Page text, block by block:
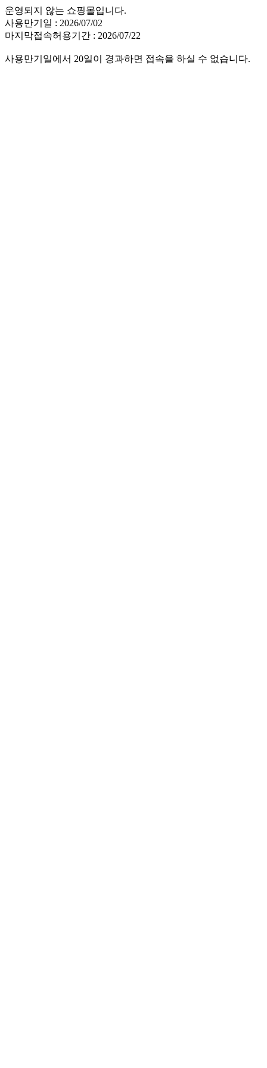
운영되지 않는 쇼핑몰입니다.
사용만기일 : 2026/07/02
마지막접속허용기간 : 2026/07/22
사용만기일에서 20일이 경과하면 접속을 하실 수 없습니다.